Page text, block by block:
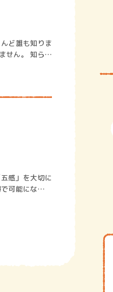
ぎスリーサム！ 二重拘束の…
著／川瀬七緒
ボット・イン・ザ・システム